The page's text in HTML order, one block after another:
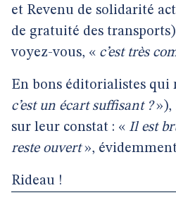
et Revenu de solidarité
de gratuité des
voyez-vous, « c’est très
En bons éditorialistes qui
c’est un écart suffisant ?»),
sur leur constat : « Il est
reste ouvert»,
Rideau !